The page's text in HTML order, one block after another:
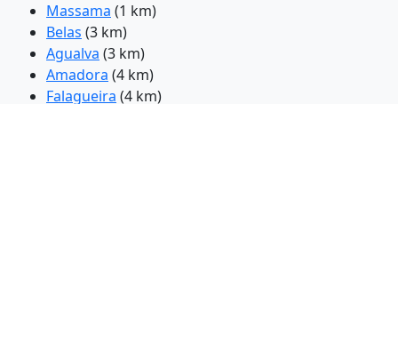
Massama (1 km)
Belas (3 km)
Agualva (3 km)
Amadora (4 km)
Falagueira (4 km)